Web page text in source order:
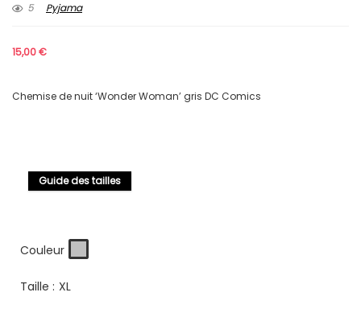
5 Pyjama
15,00€
Chemise de nuit ‘Wonder Woman’ gris DC Comics
Guide des tailles
Couleur
Taille : XL